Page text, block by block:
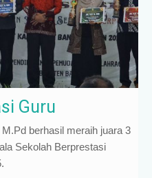
Guru
berhasil meraih juara 3
Sekolah Berprestasi